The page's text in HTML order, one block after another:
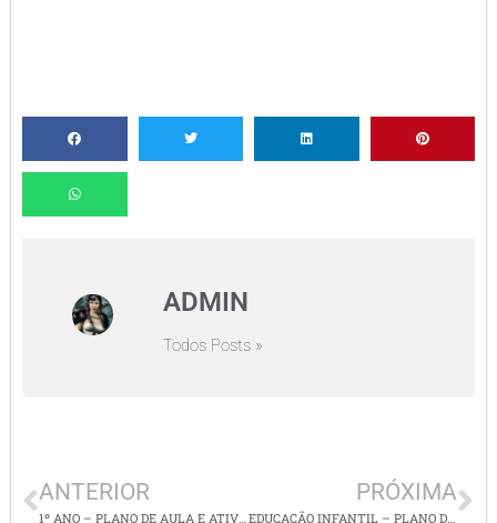
ADMIN
Todos Posts »
ANTERIOR
1º ANO – PLANO DE AULA E ATIVIDADES DE LÍNGUA PORTUGUESA/Z/X/Q
PRÓXIMA
EDUCAÇÃO INFANTIL – PLANO DE AULA E ATIVIDADES SUPER LEGAIS/ SEQUÊNCIA DIDÁTICA DE 0 a 5